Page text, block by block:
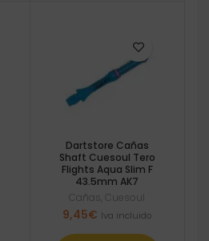
Dartstore Cañas
Shaft Cuesoul Tero
Flights Aqua Slim F
43.5mm AK7
Cañas ,Cuesoul
9,45€ Iva incluido